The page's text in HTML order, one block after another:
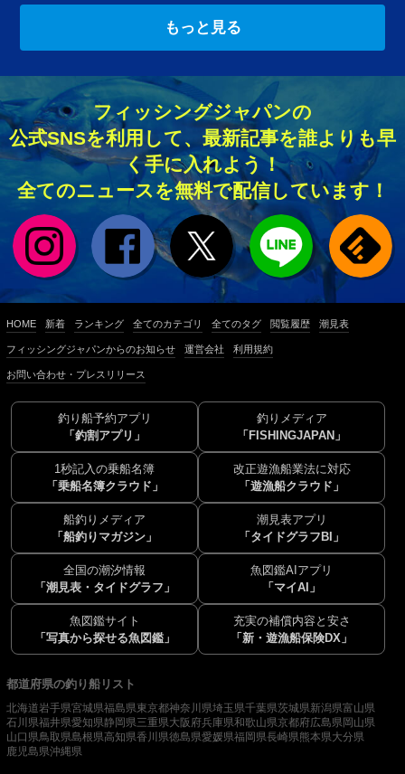
もっと見る
フィッシングジャパンの
公式SNSを利用して、最新記事を誰よりも早
く手に入れよう！
全てのニュースを無料で配信しています！
HOME 新着 ランキング 全てのカテゴリ 全てのタグ 閲覧履歴 潮見表
フィッシングジャパンからのお知らせ 運営会社 利用規約
お問い合わせ・プレスリリース
釣り船予約アプリ
「釣割アプリ」
釣りメディア
「FISHINGJAPAN」
1秒記入の乗船名簿
「乗船名簿クラウド」
改正遊漁船業法に対応
「遊漁船クラウド」
船釣りメディア
「船釣りマガジン」
潮見表アプリ
「タイドグラフBI」
全国の潮汐情報
「潮見表・タイドグラフ」
魚図鑑AIアプリ
「マイAI」
魚図鑑サイト
「写真から探せる魚図鑑」
充実の補償内容と安さ
「新・遊漁船保険DX」
都道府県の釣り船リスト
北海道岩手県宮城県福島県東京都神奈川県埼玉県千葉県茨城県新潟県富山県
石川県福井県愛知県静岡県三重県大阪府兵庫県和歌山県京都府広島県岡山県
山口県鳥取県島根県高知県香川県徳島県愛媛県福岡県長崎県熊本県大分県
鹿児島県沖縄県